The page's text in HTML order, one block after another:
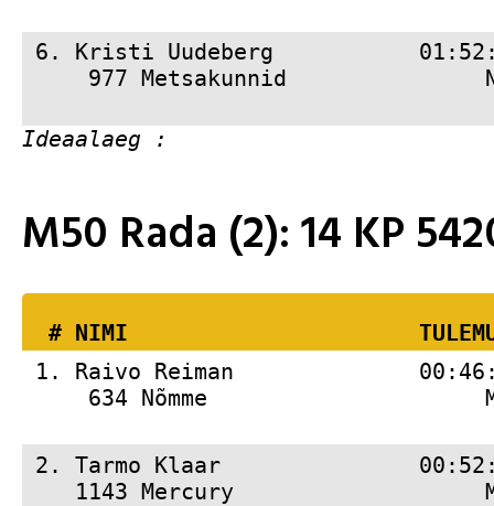
6. Kristi Uudeberg
977 Metsakunnid
M50 Rada (2): 14 KP
  #
NIMI
1. Raivo Reiman
634 Nõmme
2. Tarmo Klaar
1143 Mercury